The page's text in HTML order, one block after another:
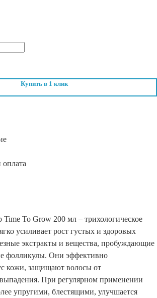
Купить в 1 клик
оплата
To Grow 200 мл – трихологическое
усиливает рост густых и здоровых
экстракты и вещества, пробуждающие
фолликулы. Они эффективно
кожи, защищают волосы от
При регулярном применении
упругими, блестящими, улучшается